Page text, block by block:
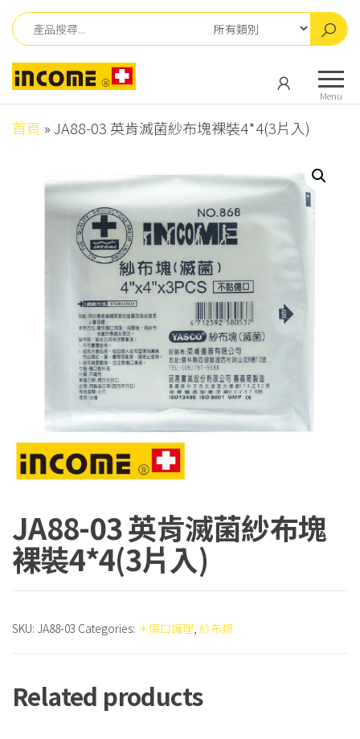
Skip
to
content
肯
儀
器
限
公
司
儀
器
公
Menu
首頁 »JA88-03 英肯滅菌紗布塊裸裝4*4(3片入)
JA88-03 英肯滅菌紗布塊
裸裝4*4(3片入)
SKU: JA88-03 Categories: ＊傷口護理, 紗布類
Related products